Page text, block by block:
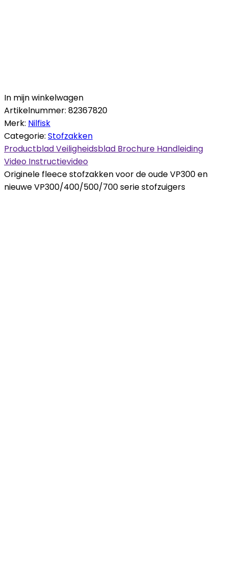
In mijn winkelwagen
Artikelnummer: 82367820
Merk: Nilfisk
Categorie: Stofzakken
ProductbladVeiligheidsblad Brochure Handleiding
Video Instructievideo
Originele fleece stofzakken voor de oude VP300 en
nieuwe VP300/400/500/700 serie stofzuigers